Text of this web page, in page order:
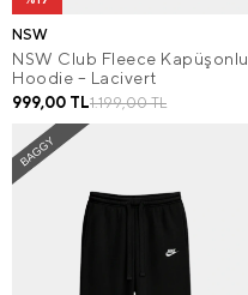
NSW
NSW Club Fleece Kapüşonlu
Hoodie – Lacivert
1.199,00 TL
999,00 TL